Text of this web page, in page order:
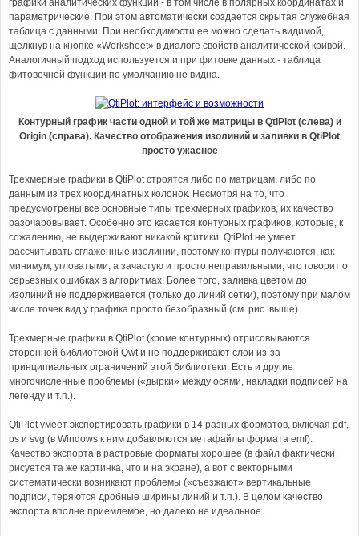
графики аналитических функций - в том числе в полярных координатах и
параметрические. При этом автоматически создается скрытая служебная
таблица с данными. При необходимости ее можно сделать видимой,
щелкнув на кнопке «Worksheet» в диалоге свойств аналитической кривой.
Аналогичный подход используется и при фитовке данных - таблица
фитовочной функции по умолчанию не видна.
Контурный график части одной и той же матрицы в QtiPlot (слева) и
Origin (справа). Качество отображения изолиний и заливки в QtiPlot
просто ужасное
Трехмерные графики в QtiPlot строятся либо по матрицам, либо по
данным из трех координатных колонок. Несмотря на то, что
предусмотрены все основные типы трехмерных графиков, их качество
разочаровывает. Особенно это касается контурных графиков, которые, к
сожалению, не выдерживают никакой критики. QtiPlot не умеет
рассчитывать сглаженные изолинии, поэтому контуры получаются, как
минимум, угловатыми, а зачастую и просто неправильными, что говорит о
серьезных ошибках в алгоритмах. Более того, заливка цветом до
изолиний не поддерживается (только до линий сетки), поэтому при малом
числе точек вид у графика просто безобразный (см. рис. выше).
Трехмерные графики в QtiPlot (кроме контурных) отрисовываются
сторонней библиотекой Qwt и не поддерживают слои из-за
принципиальных ограничений этой библиотеки. Есть и другие
многочисленные проблемы («дырки» между осями, накладки подписей на
легенду и т.п.).
QtiPlot умеет экспортировать графики в 14 разных форматов, включая pdf,
ps и svg (в Windows к ним добавляются метафайлы формата emf).
Качество экспорта в растровые форматы хорошее (в файл фактически
рисуется та же картинка, что и на экране), а вот с векторными
систематически возникают проблемы («съезжают» вертикальные
подписи, теряются дробные ширины линий и т.п.). В целом качество
экспорта вполне приемлемое, но далеко не идеальное.